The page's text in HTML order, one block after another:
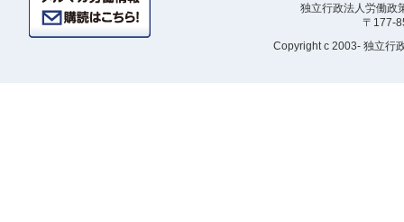
独立行政法人労働
〒177-
Copyrightc 2003- 独立行